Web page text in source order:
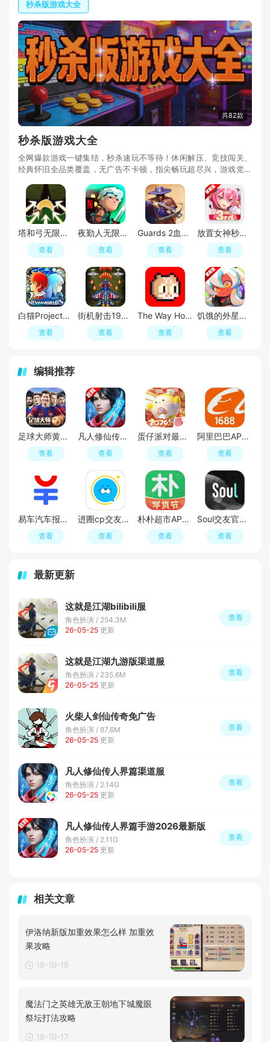
秒杀版游戏大全
共82款
秒杀版游戏大全
全网爆款游戏一键集结，秒杀速玩不等待！休闲解压、竞技闯关、
经典怀旧全品类覆盖，无广告不卡顿，指尖畅玩超尽兴，游戏党私
塔和弓无限金币钻石破解版
查看
夜勤人无限金币破解版
查看
Guards 2血盟守卫军2无敌秒杀最新版
查看
放置女神秒杀无敌版破解版
查看
白猫Project内置菜单破解版
查看
街机射击1945无敌秒杀最新版
查看
The Way Home回家的猫内置菜单版
查看
饥饿的外星人内置菜单破解版
查看
编辑推荐
足球大师黄金一代手游
查看
凡人修仙传人界篇手游2026最新版
查看
蛋仔派对最新版
查看
阿里巴巴APP2026官方版
查看
易车汽车报价APP官方正版
查看
进圈cp交友软件手机版
查看
朴朴超市APP最新版本
查看
Soul交友官方APP最新版
查看
最新更新
这就是江湖bilibili服
角色扮演 / 254.3M
26-05-25 更新
查看
这就是江湖九游版渠道服
角色扮演 / 235.6M
26-05-25 更新
查看
火柴人剑仙传奇免广告
角色扮演 / 87.6M
26-05-25 更新
查看
凡人修仙传人界篇渠道服
角色扮演 / 2.14G
26-05-25 更新
查看
凡人修仙传人界篇手游2026最新版
角色扮演 / 2.11G
26-05-25 更新
查看
相关文章
伊洛纳新版加重效果怎么样 加重效
果攻略
19-10-19
魔法门之英雄无敌王朝地下城魔眼
祭坛打法攻略
19-10-17